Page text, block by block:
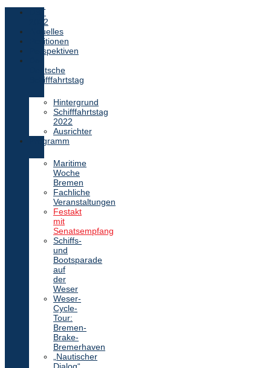
DST
2022
Aktuelles
Positionen
Perspektiven
Deutsche
Schifffahrtstag
Hintergrund
Schifffahrtstag
2022
Ausrichter
Programm
Maritime
Woche
Bremen
Fachliche
Veranstaltungen
Festakt
mit
Senatsempfang
Schiffs-
und
Bootsparade
auf
der
Weser
Weser-
Cycle-
Tour:
Bremen-
Brake-
Bremerhaven
„Nautischer